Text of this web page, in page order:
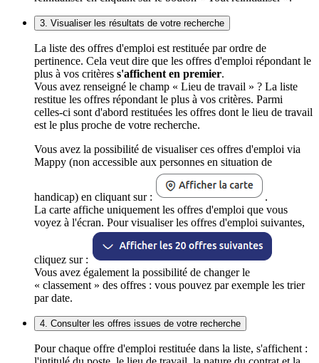
3. Visualiser les résultats de votre recherche
La liste des offres d'emploi est restituée par ordre de
pertinence. Cela veut dire que les offres d'emploi répondant le
plus à vos critères s'affichent en premier.
Vous avez renseigné le champ « Lieu de travail » ? La liste
restitue les offres répondant le plus à vos critères. Parmi
celles-ci sont d'abord restituées les offres dont le lieu de travail
est le plus proche de votre recherche.
Vous avez la possibilité de visualiser ces offres d'emploi via
Mappy (non accessible aux personnes en situation de
handicap) en cliquant sur :
.
La carte affiche uniquement les offres d'emploi que vous
voyez à l'écran. Pour visualiser les offres d'emploi suivantes,
cliquez sur :
Vous avez également la possibilité de changer le
« classement » des offres : vous pouvez par exemple les trier
par date.
4. Consulter les offres issues de votre recherche
Pour chaque offre d'emploi restituée dans la liste, s'affichent :